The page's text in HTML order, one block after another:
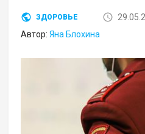
ЗДОРОВЬЕ
Автор:Яна Блохина